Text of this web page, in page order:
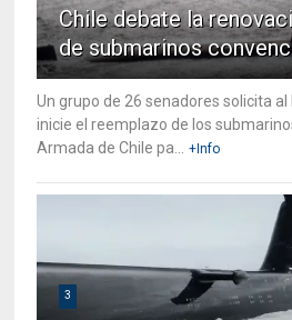
Chile debate la
de submarinos
Un grupo de 26 senadores solicita
inicie el reemplazo de los
Armada de Chile pa... +Info
3